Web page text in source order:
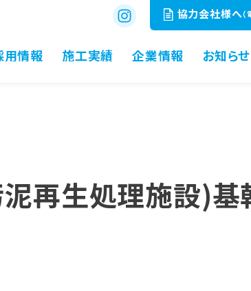
協力会社様へ
用情報 施工実績 企業情報 お知らせ
再生処理施設)